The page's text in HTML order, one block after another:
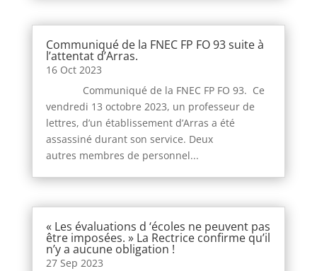
Communiqué de la FNEC FP FO 93 suite à
l’attentat d’Arras.
16 Oct 2023
Communiqué de la FNEC FP FO 93. Ce
vendredi 13 octobre 2023, un professeur de
lettres, d’un établissement d’Arras a été
assassiné durant son service. Deux
autres membres de personnel...
« Les évaluations d ‘écoles ne peuvent pas
être imposées. » La Rectrice confirme qu’il
n’y a aucune obligation !
27 Sep 2023